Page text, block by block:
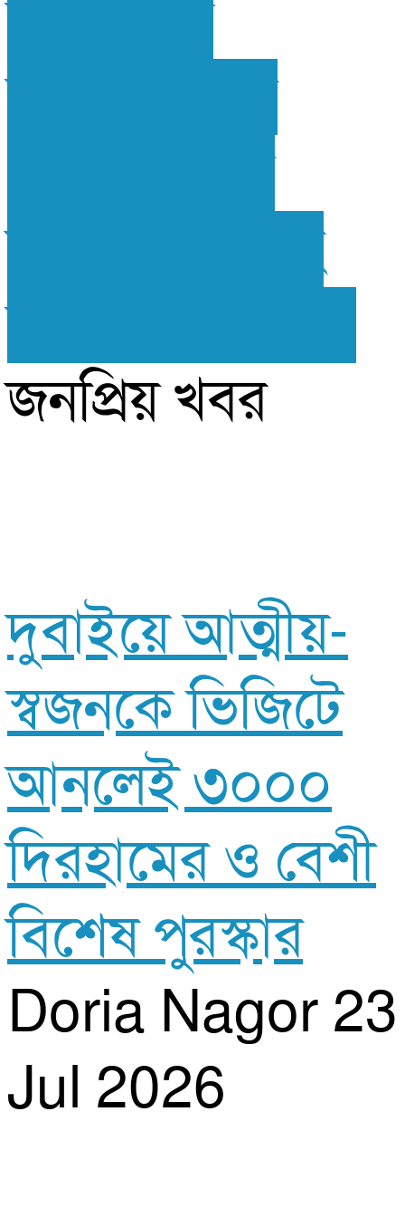
জনপ্রিয় খবর
দুবাইয়ে আত্মীয়-
স্বজনকে ভিজিটে
আনলেই ৩০০০
দিরহামের ও বেশী
বিশেষ পুরস্কার
Doria Nagor 23
Jul 2026